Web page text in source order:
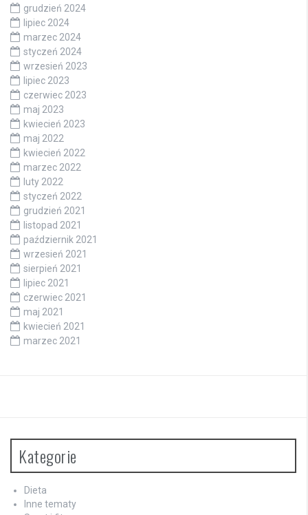
grudzień 2024
lipiec 2024
marzec 2024
styczeń 2024
wrzesień 2023
lipiec 2023
czerwiec 2023
maj 2023
kwiecień 2023
maj 2022
kwiecień 2022
marzec 2022
luty 2022
styczeń 2022
grudzień 2021
listopad 2021
październik 2021
wrzesień 2021
sierpień 2021
lipiec 2021
czerwiec 2021
maj 2021
kwiecień 2021
marzec 2021
Kategorie
Dieta
Inne tematy